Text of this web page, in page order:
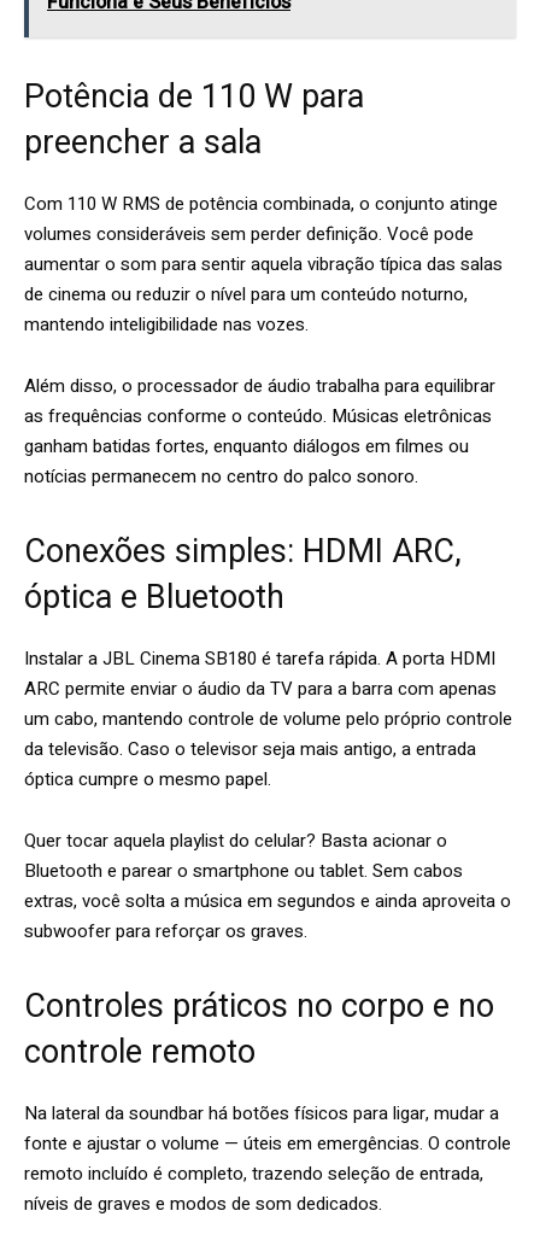
Potência de 110 W para
preencher a sala
Com 110 W RMS de potência combinada, o conjunto atinge
volumes consideráveis sem perder definição. Você pode
aumentar o som para sentir aquela vibração típica das salas
de cinema ou reduzir o nível para um conteúdo noturno,
mantendo inteligibilidade nas vozes.
Além disso, o processador de áudio trabalha para equilibrar
as frequências conforme o conteúdo. Músicas eletrônicas
ganham batidas fortes, enquanto diálogos em filmes ou
notícias permanecem no centro do palco sonoro.
Conexões simples: HDMI ARC,
óptica e Bluetooth
Instalar a JBL Cinema SB180 é tarefa rápida. A porta HDMI
ARC permite enviar o áudio da TV para a barra com apenas
um cabo, mantendo controle de volume pelo próprio controle
da televisão. Caso o televisor seja mais antigo, a entrada
óptica cumpre o mesmo papel.
Quer tocar aquela playlist do celular? Basta acionar o
Bluetooth e parear o smartphone ou tablet. Sem cabos
extras, você solta a música em segundos e ainda aproveita o
subwoofer para reforçar os graves.
Controles práticos no corpo e no
controle remoto
Na lateral da soundbar há botões físicos para ligar, mudar a
fonte e ajustar o volume — úteis em emergências. O controle
remoto incluído é completo, trazendo seleção de entrada,
níveis de graves e modos de som dedicados.